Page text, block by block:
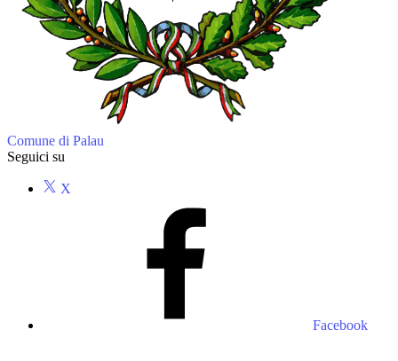
Comune di Palau
Seguici su
X
Facebook